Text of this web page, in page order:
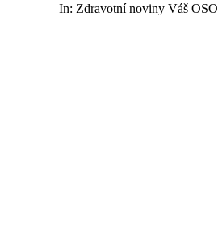
In: Zdravotní noviny Váš